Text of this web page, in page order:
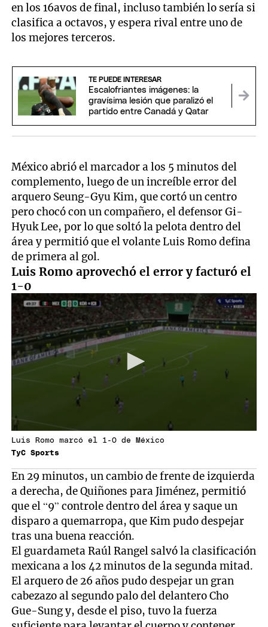
en los 16avos de final, incluso también lo sería si
clasifica a octavos, y espera rival entre uno de
los mejores terceros.
TE PUEDE INTERESAR
Escalofriantes imágenes: la
gravísima lesión que paralizó el
partido entre Canadá y Qatar
México abrió el marcador a los 5 minutos del
complemento, luego de un increíble error del
arquero Seung-Gyu Kim, que cortó un centro
pero chocó con un compañero, el defensor Gi-
Hyuk Lee, por lo que soltó la pelota dentro del
área y permitió que el volante Luis Romo defina
de primera al gol.
Luis Romo aprovechó el error y facturó el
1-0
Luis Romo marcó el 1-0 de México
TyC Sports
En 29 minutos, un cambio de frente de izquierda
a derecha, de Quiñones para Jiménez, permitió
que el “9” controle dentro del área y saque un
disparo a quemarropa, que Kim pudo despejar
tras una buena reacción.
El guardameta Raúl Rangel salvó la clasificación
mexicana a los 42 minutos de la segunda mitad.
El arquero de 26 años pudo despejar un gran
cabezazo al segundo palo del delantero Cho
Gue-Sung y, desde el piso, tuvo la fuerza